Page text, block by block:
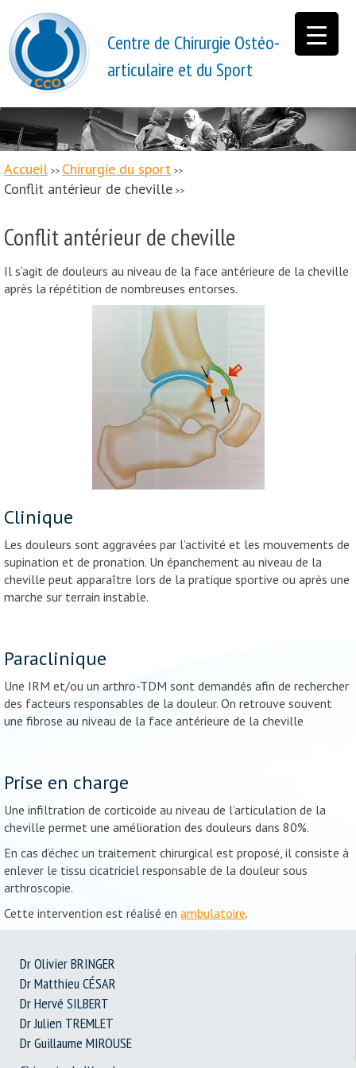
Centre de Chirurgie Ostéo-
articulaire et du Sport
Accueil >> Chirurgie du sport >>
Conflit antérieur de cheville >>
Conflit antérieur de cheville
Il s’agit de douleurs au niveau de la face antérieure de la cheville
après la répétition de nombreuses entorses.
Clinique
Les douleurs sont aggravées par l’activité et les mouvements de
supination et de pronation. Un épanchement au niveau de la
cheville peut apparaître lors de la pratique sportive ou après une
marche sur terrain instable.
Paraclinique
Une IRM et/ou un arthro-TDM sont demandés afin de rechercher
des facteurs responsables de la douleur. On retrouve souvent
une fibrose au niveau de la face antérieure de la cheville
Prise en charge
Une infiltration de corticoide au niveau de l’articulation de la
cheville permet une amélioration des douleurs dans 80%.
En cas d’échec un traitement chirurgical est proposé, il consiste à
enlever le tissu cicatriciel responsable de la douleur sous
arthroscopie.
Cette intervention est réalisé en ambulatoire.
Dr Olivier BRINGER
Dr Matthieu CÉSAR
Dr Hervé SILBERT
Dr Julien TREMLET
Dr Guillaume MIROUSE